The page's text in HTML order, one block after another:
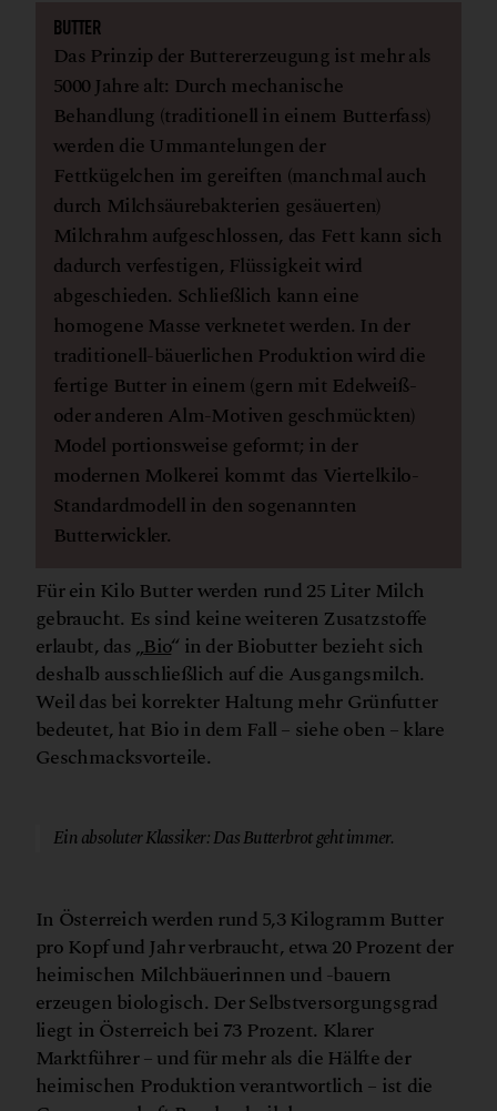
BUTTER
Das Prinzip der Buttererzeugung ist mehr als
5000 Jahre alt: Durch mechanische
Behandlung (traditionell in einem Butterfass)
werden die Ummantelungen der
Fettkügelchen im gereiften (manchmal auch
durch Milchsäurebakterien gesäuerten)
Milchrahm aufgeschlossen, das Fett kann sich
dadurch verfestigen, Flüssigkeit wird
abgeschieden. Schließlich kann eine
homogene Masse verknetet werden. In der
traditionell-bäuerlichen Produktion wird die
fertige Butter in einem (gern mit Edelweiß-
oder anderen Alm-Motiven geschmückten)
Model portionsweise geformt; in der
modernen Molkerei kommt das Viertelkilo-
Standardmodell in den sogenannten
Butterwickler.
Für ein Kilo Butter werden rund 25 Liter Milch
gebraucht. Es sind keine weiteren Zusatzstoffe
erlaubt, das „Bio“ in der Biobutter bezieht sich
deshalb ausschließlich auf die Ausgangsmilch.
Weil das bei korrekter Haltung mehr Grünfutter
bedeutet, hat Bio in dem Fall – siehe oben – klare
Geschmacksvorteile.
Ein absoluter Klassiker: Das Butterbrot geht immer.
In Österreich werden rund 5,3 Kilogramm Butter
pro Kopf und Jahr verbraucht, etwa 20 Prozent der
heimischen Milchbäuerinnen und -bauern
erzeugen biologisch. Der Selbstversorgungsgrad
liegt in Österreich bei 73 Prozent. Klarer
Marktführer – und für mehr als die Hälfte der
heimischen Produktion verantwortlich – ist die